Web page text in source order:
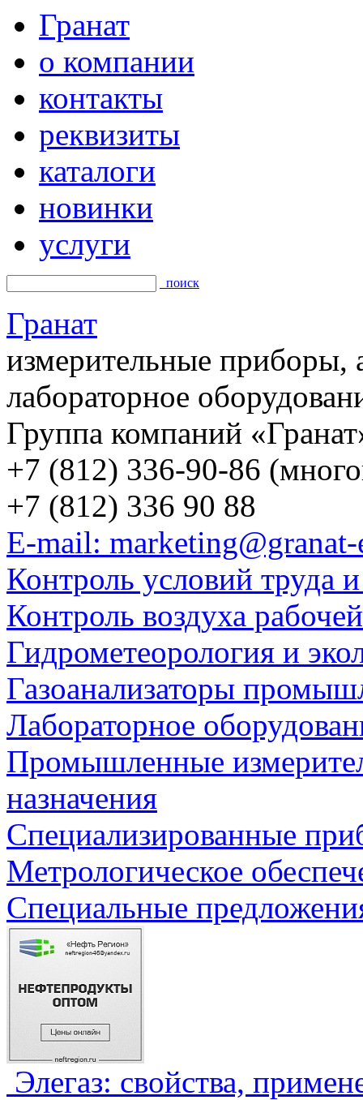
Гранат
о компании
контакты
реквизиты
каталоги
новинки
услуги
поиск
Гранат
измерительные приборы,
лабораторное
Группа компаний
+7 (812) 336-90-86
+7 (812) 336 90 88
E-mail:
Контроль условий труда
Контроль воздуха
Гидрометеорология и
Газоанализаторы
Лабораторное
Промышленные
назначения
Специализированные
Метрологическое
Специальные
Элегаз: свойства,